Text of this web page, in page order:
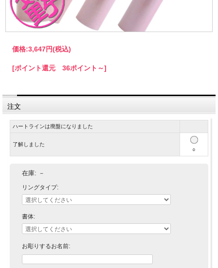
価格:3,647円(税込)
[ポイント還元 36ポイント～]
注文
ハートラインは廃盤になりました
了解しました
○
在庫: －
リングタイプ:
書体:
お彫りするお名前: